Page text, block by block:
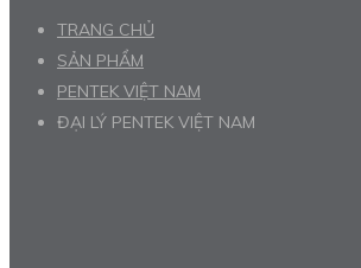
TRANG CHỦ
SẢN PHẨM
PENTEK VIỆT NAM
ĐẠI LÝ PENTEK VIỆT NAM